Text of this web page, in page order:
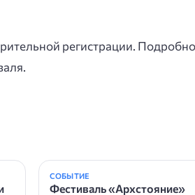
регистрации.
СОБЫТИЕ
Фестиваль «Архстояние»